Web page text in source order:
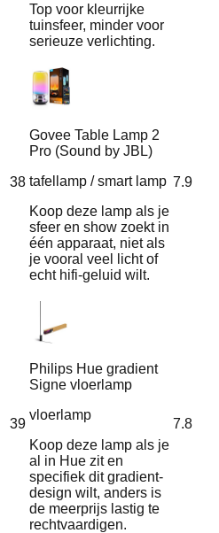
Top voor kleurrijke
tuinsfeer, minder voor
serieuze verlichting.
38
Govee Table Lamp 2
Pro (Sound by JBL)
tafellamp / smart lamp
Koop deze lamp als je
sfeer en show zoekt in
één apparaat, niet als
je vooral veel licht of
echt hifi-geluid wilt.
7.9
39
Philips Hue gradient
Signe vloerlamp
vloerlamp
Koop deze lamp als je
al in Hue zit en
specifiek dit gradient-
design wilt, anders is
de meerprijs lastig te
rechtvaardigen.
7.8